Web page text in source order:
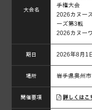
大会名
手権大会
2026カヌー
ーズ第3戦
2026カヌー
期日 2026年8月1
場所 岩手県奥州
開催要項 詳しくはこ